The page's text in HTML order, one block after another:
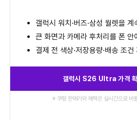
갤럭시 워치·버즈·삼성 월렛을
큰 화면과 카메라 후처리를 폰 안
결제 전 색상·저장용량·배송 조
갤럭시 S26 Ultra 가격 확
※ 쿠팡 판매가와 혜택은 실시간으로 바